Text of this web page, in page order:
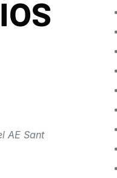
protección a la
AE Sant